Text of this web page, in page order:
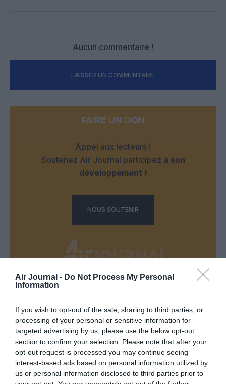
Air Journal - Do Not Process My Personal
Information
If you wish to opt-out of the sale, sharing to third parties, or
processing of your personal or sensitive information for
targeted advertising by us, please use the below opt-out
section to confirm your selection. Please note that after your
opt-out request is processed you may continue seeing
interest-based ads based on personal information utilized by
us or personal information disclosed to third parties prior to
Aucun commentaire !
LAISSER UN COMMENTAIRE
FAIRE UN DON
Appel aux lecteurs !
Soutenez Air Journal participez à son
développement !
NOUS SOUTENIR
Manfoua commenté l'article :
Pyramides, croisières et mer Rouge : l’Égypte mise sur
une saison record malgré le contexte géopolitique